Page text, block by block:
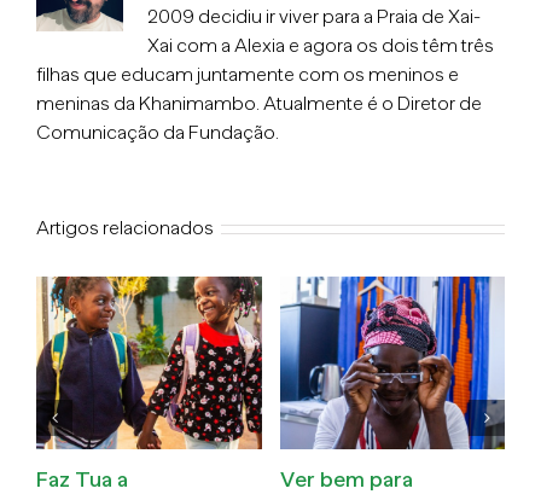
2009 decidiu ir viver para a Praia de Xai-
Xai com a Alexia e agora os dois têm três
filhas que educam juntamente com os meninos e
meninas da Khanimambo. Atualmente é o Diretor de
Comunicação da Fundação.
Artigos relacionados
Faz Tua a
Ver bem para